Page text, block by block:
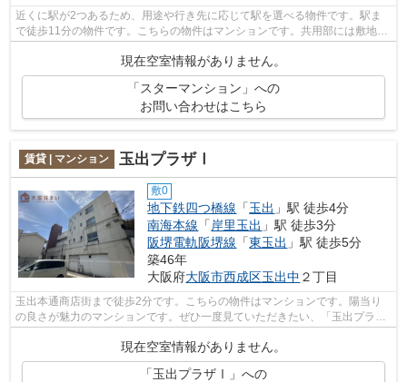
近くに駅が2つあるため、用途や行き先に応じて駅を選べる物件です。駅ま
で徒歩11分の物件です。こちらの物件はマンションです。共用部には敷地内
現在空室情報がありません。
「スターマンション」への
お問い合わせはこちら
賃貸 | マンション 玉出プラザⅠ
敷0
地下鉄四つ橋線 「玉出 」駅 徒歩4分
南海本線 「 岸里玉出 」駅 徒歩3分
阪堺電軌阪堺線 「東玉出 」駅 徒歩5分
築46年
大阪府大阪市西成区玉出中 ２丁目
玉出本通商店街まで徒歩2分です。こちらの物件はマンションです。陽当り
の良さが魅力のマンションです。ぜひ一度見ていただきたい、「玉出プラザ
Ⅰ」です。大国住まいまでのお問い合わ...
現在空室情報がありません。
「玉出プラザⅠ」への